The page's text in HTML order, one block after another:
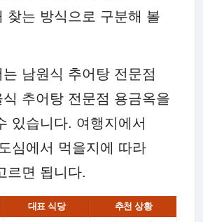
찾는 방식으로 구분해 볼
남원식 추어탕 전문점
추어탕 전문점 용금옥을
있습니다. 여행지에서
심에서 먹을지에 따라
르면 됩니다.
대표 식당 추천 상황